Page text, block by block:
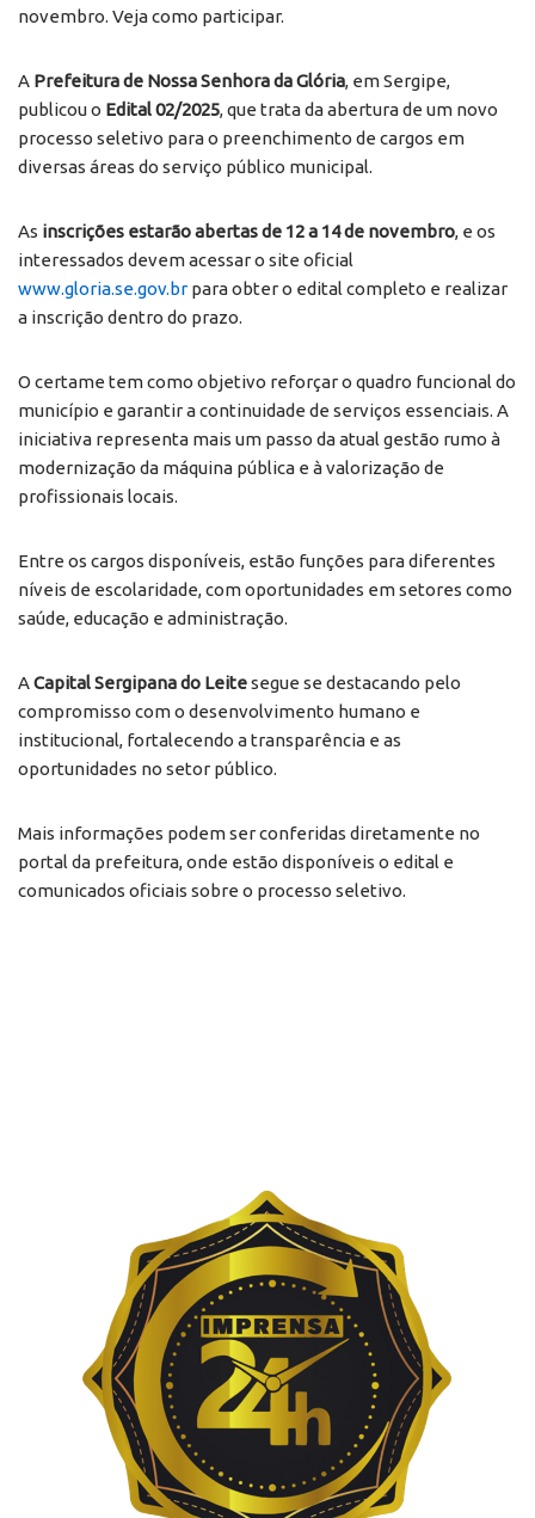
novembro. Veja como participar.
A Prefeitura de Nossa Senhora da Glória, em Sergipe,
publicou o Edital 02/2025, que trata da abertura de um novo
processo seletivo para o preenchimento de cargos em
diversas áreas do serviço público municipal.
As inscrições estarão abertas de 12 a 14 de novembro, e os
interessados devem acessar o site oficial
www.gloria.se.gov.br para obter o edital completo e realizar
a inscrição dentro do prazo.
O certame tem como objetivo reforçar o quadro funcional do
município e garantir a continuidade de serviços essenciais. A
iniciativa representa mais um passo da atual gestão rumo à
modernização da máquina pública e à valorização de
profissionais locais.
Entre os cargos disponíveis, estão funções para diferentes
níveis de escolaridade, com oportunidades em setores como
saúde, educação e administração.
ACapital Sergipana do Leitesegue se destacando pelo
compromisso com o desenvolvimento humano e
institucional, fortalecendo a transparência e as
oportunidades no setor público.
Mais informações podem ser conferidas diretamente no
portal da prefeitura, onde estão disponíveis o edital e
comunicados oficiais sobre o processo seletivo.